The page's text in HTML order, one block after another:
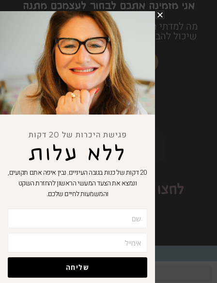
אני מזמינה אתכם לבחור לעצמכם מתנה
לחיים
מה למדתי היום הוא ספר חכם משעשע ופרקטי
שיכול להביא את האושר ממש עד לבית של כל
אחד ואחת מאיתנו
לחצו כאן וקבלו 10% הנחה
פגישת היכרות של 20 דקות
ללא עלות
20 דקות של כנות בגובה העיניים. נבין איפה אתם תקועים,
ונמצא את הצעד המעשי הראשון להחזרת השקט
והמשמעות לחיים שלכם.
שליחה